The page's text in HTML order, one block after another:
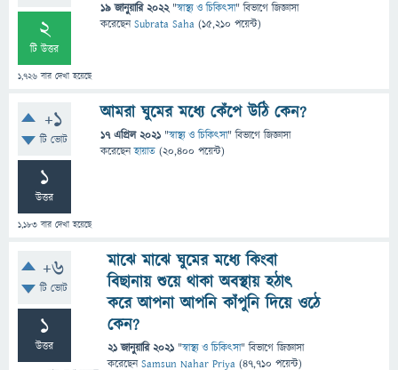
2
টি উত্তর
1,726 বার দেখা হয়েছে
19 জানুয়ারি 2022 "স্বাস্থ্য ও চিকিৎসা" বিভাগে জিজ্ঞাসা
করেছেনSubrata Saha (15,210 পয়েন্ট)
+1
টি ভোট
1
উত্তর
1,183 বার দেখা হয়েছে
আমরা ঘুমের মধ্যে কেঁপে উঠি কেন?
17 এপ্রিল 2021 "স্বাস্থ্য ও চিকিৎসা" বিভাগে জিজ্ঞাসা
করেছেনহায়াত (20,400 পয়েন্ট)
+6
টি ভোট
1
উত্তর
মাঝে মাঝে ঘুমের মধ্যে কিংবা
বিছানায় শুয়ে থাকা অবস্থায় হঠাৎ
করে আপনা আপনি কাঁপুনি দিয়ে ওঠে
কেন?
21 জানুয়ারি 2021 "স্বাস্থ্য ও চিকিৎসা" বিভাগে জিজ্ঞাসা
করেছেনSamsun Nahar Priya (47,710 পয়েন্ট)